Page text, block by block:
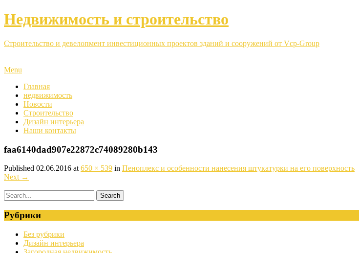
Недвижимость и строительство
Строительство и девелопмент инвестиционных проектов зданий и сооружений от Vcp-Group
Menu
Главная
недвижимость
Новости
Строительство
Дизайн интерьера
Наши контакты
faa6140dad907e22872c74089280b143
Published 02.06.2016 at 650 × 539 in Пеноплекс и особенности нанесения штукатурки на его поверхность
Next →
Рубрики
Без рубрики
Дизайн интерьера